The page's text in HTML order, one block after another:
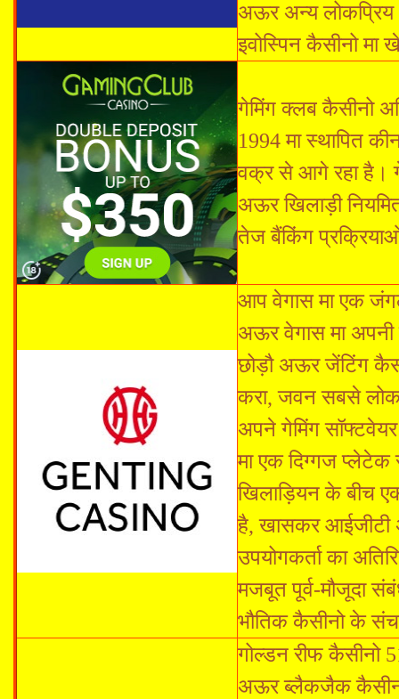
अऊर अन्य
इवोस्पिन कैसीनो
गेमिंग क्लब कैसीनो
1994 मा स्थापित
वक्र से आगे रहा है।
अऊर खिलाड़ी
तेज बैंकिंग
आप वेगास मा एक
अऊर वेगास मा अपनी
छोड़ौ अऊर जेंटिंग
करा, जवन सबसे
अपने गेमिंग
मा एक दिग्गज
खिलाड़ियन के बीच
है, खासकर आईजीटी
उपयोगकर्ता का
मजबूत पूर्व-मौजूदा
भौतिक कैसीनो के
गोल्डन रीफ कैसीनो
अऊर ब्लैकजैक